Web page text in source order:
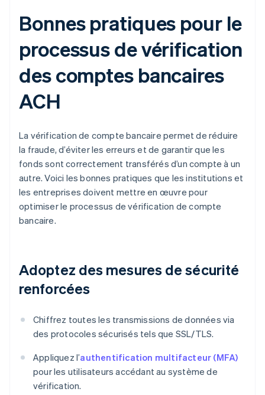
Bonnes pratiques pour le
processus de vérification
des comptes bancaires
ACH
La vérification de compte bancaire permet de réduire
la fraude, d’éviter les erreurs et de garantir que les
fonds sont correctement transférés d’un compte à un
autre. Voici les bonnes pratiques que les institutions et
les entreprises doivent mettre en œuvre pour
optimiser le processus de vérification de compte
bancaire.
Adoptez des mesures de sécurité
renforcées
Chiffrez toutes les transmissions de données via
des protocoles sécurisés tels que SSL/TLS.
Appliquez l’authentification multifacteur (MFA)
pour les utilisateurs accédant au système de
vérification.